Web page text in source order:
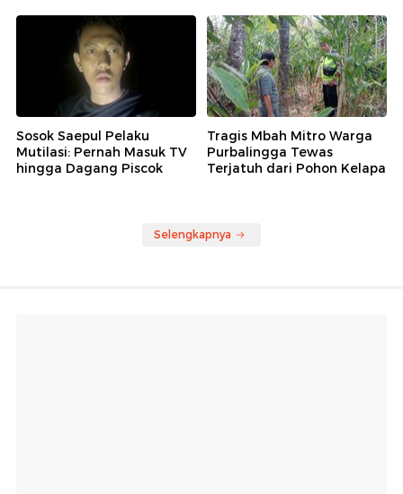
Sosok Saepul Pelaku
Mutilasi: Pernah Masuk TV
hingga Dagang Piscok
Tragis Mbah Mitro Warga
Purbalingga Tewas
Terjatuh dari Pohon Kelapa
Selengkapnya